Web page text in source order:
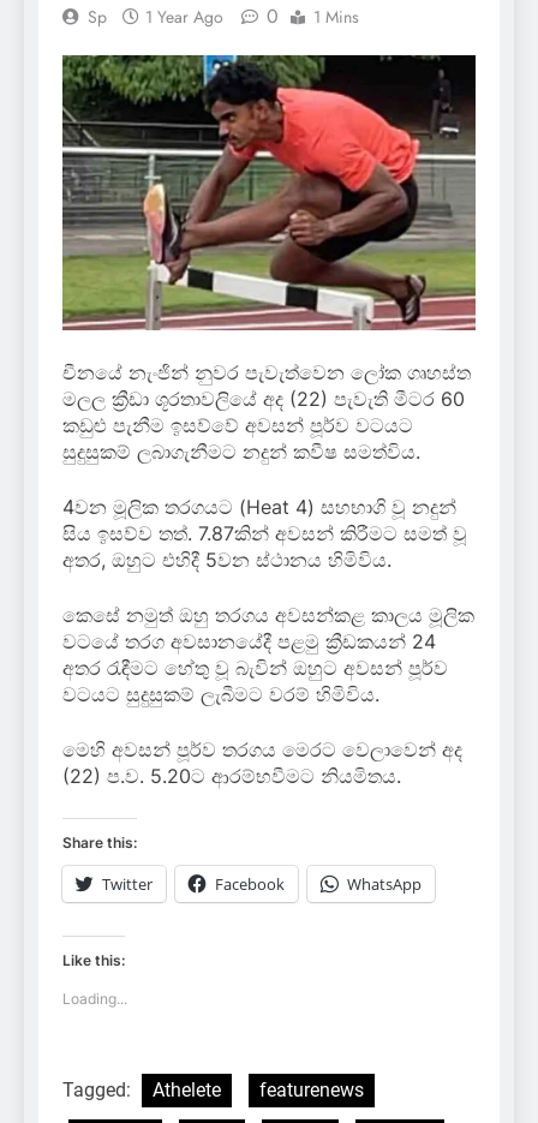
Sp 1 Year Ago 0 1 Mins
චීනයේ නැංජින් නුවර පැවැත්වෙන ලෝක ගෘහස්ත
මලල ක්‍රීඩා ශූරතාවලියේ අද (22) පැවැති මීටර 60
කඩුළු පැනීම ඉසව්වේ අවසන් පූර්ව වටයට
සුදුසුකම් ලබාගැනීමට නදුන් කවීෂ සමත්විය.
4වන මූලික තරගයට (Heat 4) සහභාගි වූ නදුන්
සිය ඉසව්ව තත්. 7.87කින් අවසන් කිරීමට සමත් වූ
අතර, ඔහුට එහිදී 5වන ස්ථානය හිමිවිය.
කෙසේ නමුත් ඔහු තරගය අවසන්කළ කාලය මූලික
වටයේ තරග අවසානයේදී පළමු ක්‍රීඩකයන් 24
අතර රැඳීමට හේතු වූ බැවින් ඔහුට අවසන් පූර්ව
වටයට සුදුසුකම් ලැබීමට වරම් හිමිවිය.
මෙහි අවසන් පූර්ව තරගය මෙරට වෙලාවෙන් අද
(22) ප.ව. 5.20ට ආරම්භවීමට නියමිතය.
Share this:
Twitter Facebook WhatsApp
Like this:
Loading...
Tagged: Athelete
featurenews